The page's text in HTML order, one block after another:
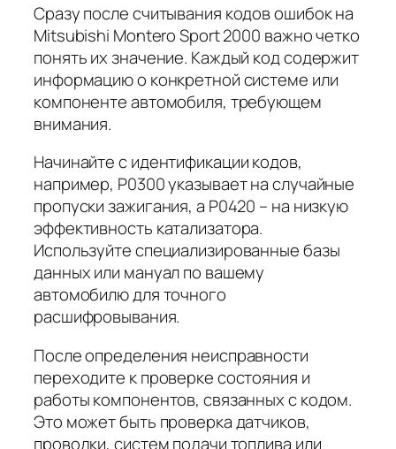
Сразу после считывания кодов ошибок на
Mitsubishi Montero Sport 2000 важно четко
понять их значение. Каждый код содержит
информацию о конкретной системе или
компоненте автомобиля, требующем
внимания.
Начинайте с идентификации кодов,
например, P0300 указывает на случайные
пропуски зажигания, а P0420 – на низкую
эффективность катализатора.
Используйте специализированные базы
данных или мануал по вашему
автомобилю для точного
расшифровывания.
После определения неисправности
переходите к проверке состояния и
работы компонентов, связанных с кодом.
Это может быть проверка датчиков,
проводки, систем подачи топлива или